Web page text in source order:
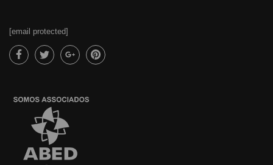
[email protected]